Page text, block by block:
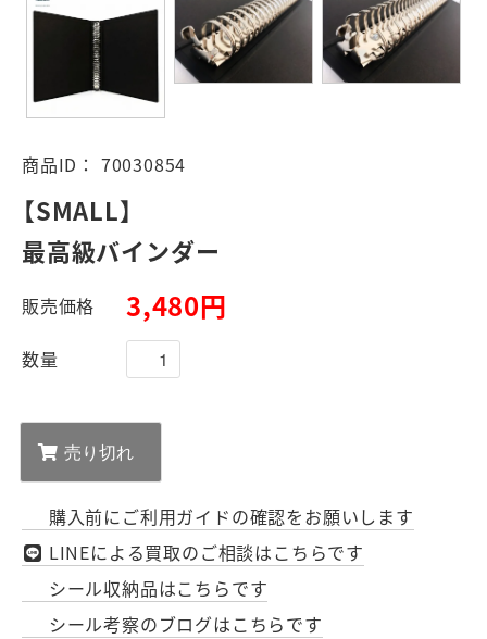
商品ID： 70030854
【SMALL】
最高級バインダー
販売価格 3,480円
数量
購入前にご利用ガイドの確認をお願いします
LINEによる買取のご相談はこちらです
シール収納品はこちらです
シール考察のブログはこちらです